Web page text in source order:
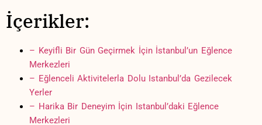
İçerikler:
– Keyifli Bir Gün Geçirmek İçin İstanbul’un Eğlence
Merkezleri
– Eğlenceli Aktivitelerla Dolu Istanbul’da Gezilecek
Yerler
– Harika Bir Deneyim İçin Istanbul’daki Eğlence
Merkezleri